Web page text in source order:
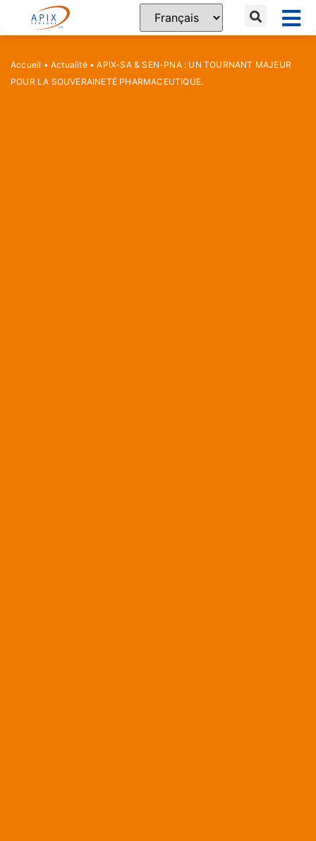
Accueil •Actualité•APIX-SA & SEN-PNA : UN TOURNANT MAJEUR
POUR LA SOUVERAINETÉ PHARMACEUTIQUE.